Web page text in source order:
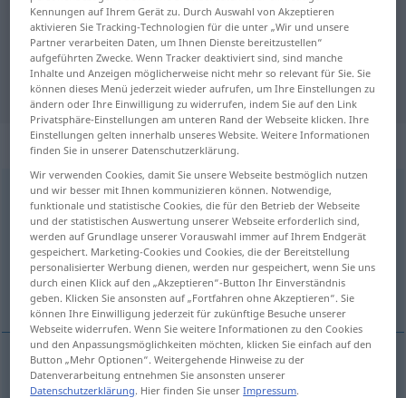
Tschechisch-Deutsch Übersetzung
für "celer"
"celer" Deutsch Übersetzung
„celer“: maskulin
celerm
Übersicht aller Übersetzungen
(Für mehr Details die Übersetzung anklicken/antippen)
Sellerie
Sellerief celer
Kennungen auf Ihrem Gerät zu. Durch Auswahl von Akzeptieren
aktivieren Sie Tracking-Technologien für die unter „Wir und unsere
Partner verarbeiten Daten, um Ihnen Dienste bereitzustellen“
aufgeführten Zwecke. Wenn Tracker deaktiviert sind, sind manche
Inhalte und Anzeigen möglicherweise nicht mehr so relevant für Sie. Sie
können dieses Menü jederzeit wieder aufrufen, um Ihre Einstellungen zu
ändern oder Ihre Einwilligung zu widerrufen, indem Sie auf den Link
Privatsphäre-Einstellungen am unteren Rand der Webseite klicken. Ihre
Einstellungen gelten innerhalb unseres Website. Weitere Informationen
finden Sie in unserer Datenschutzerklärung.
Wir verwenden Cookies, damit Sie unsere Webseite bestmöglich nutzen
und wir besser mit Ihnen kommunizieren können. Notwendige,
funktionale und statistische Cookies, die für den Betrieb der Webseite
und der statistischen Auswertung unserer Webseite erforderlich sind,
werden auf Grundlage unserer Vorauswahl immer auf Ihrem Endgerät
gespeichert. Marketing-Cookies und Cookies, die der Bereitstellung
personalisierter Werbung dienen, werden nur gespeichert, wenn Sie uns
durch einen Klick auf den „Akzeptieren“-Button Ihr Einverständnis
geben. Klicken Sie ansonsten auf „Fortfahren ohne Akzeptieren“. Sie
können Ihre Einwilligung jederzeit für zukünftige Besuche unserer
Webseite widerrufen. Wenn Sie weitere Informationen zu den Cookies
und den Anpassungsmöglichkeiten möchten, klicken Sie einfach auf den
Button „Mehr Optionen“. Weitergehende Hinweise zu der
Datenverarbeitung entnehmen Sie ansonsten unserer
Datenschutzerklärung. Hier finden Sie unserImpressum.